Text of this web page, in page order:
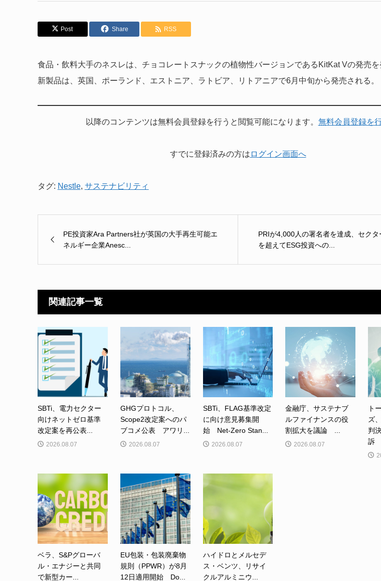
Post Share RSS
食品・飲料大手のネスレは、チョコレートスナックの植物性バージョンであるKitKat Vの発売
新製品は、英国、ポーランド、エストニア、ラトビア、リトアニアで6月中旬から発売される。
以降のコンテンツは無料会員登録を行うと閲覧可能になります。 無料会員登録を
すでに登録済みの方は ログイン画面へ
タグ: Nestle, サステナビリティ
PE投資家Ara Partners社が英国の大手再生可能エ
ネルギー企業Anesc...
PRIが4,000人の署名者を達成、セクタ
を超えてESG投資への...
関連記事一覧
SBTi、電力セクター
向けネットゼロ基準
改定案を再公表...
2026.08.07
GHGプロトコル、
Scope2改定案へのパ
ブコメ公表 アワリ...
2026.08.07
SBTi、FLAG基準改定
に向け意見募集開
始 Net-Zero Stan...
2026.08.07
金融庁、サステナブ
ルファイナンスの役
割拡大を議論 ...
2026.08.07
ト
ズ
判
訴
ベラ、S&Pグローバ
ル・エナジーと共同
で新型カー...
EU包装・包装廃棄物
規則（PPWR）が8月
12日適用開始 Do...
ハイドロとメルセデ
ス・ベンツ、リサイ
クルアルミニウ...